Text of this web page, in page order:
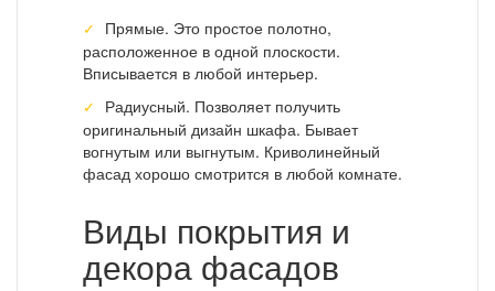
Прямые. Это простое полотно,
расположенное в одной плоскости.
Вписывается в любой интерьер.
Радиусный. Позволяет получить
оригинальный дизайн шкафа. Бывает
вогнутым или выгнутым. Криволинейный
фасад хорошо смотрится в любой комнате.
Виды покрытия и
декора фасадов